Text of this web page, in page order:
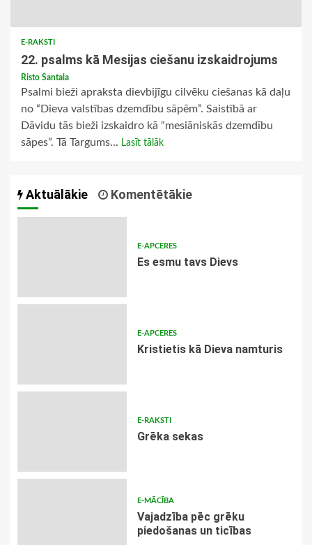
E-RAKSTI
22. psalms kā Mesijas ciešanu izskaidrojums
Risto Santala
Psalmi bieži apraksta dievbijīgu cilvēku ciešanas kā daļu
no “Dieva valstības dzemdību sāpēm”. Saistībā ar
Dāvidu tās bieži izskaidro kā “mesiāniskās dzemdību
sāpes”. Tā Targums... Lasīt tālāk
Aktuālākie Komentētākie
E-APCERES
Es esmu tavs Dievs
E-APCERES
Kristietis kā Dieva namturis
E-RAKSTI
Grēka sekas
E-MĀCĪBA
Vajadzība pēc grēku
piedošanas un ticības